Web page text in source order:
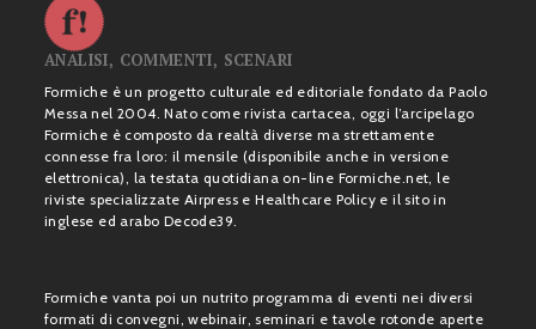
ANALISI, COMMENTI, SCENARI
Formiche è un progetto culturale ed editoriale fondato da Paolo
Messa nel 2004. Nato come rivista cartacea, oggi l’arcipelago
Formiche è composto da realtà diverse ma strettamente
connesse fra loro: il mensile (disponibile anche in versione
elettronica), la testata quotidiana on-line Formiche.net, le
riviste specializzate Airpress e Healthcare Policy e il sito in
inglese ed arabo Decode39.
Formiche vanta poi un nutrito programma di eventi nei diversi
formati di convegni, webinair, seminari e tavole rotonde aperte